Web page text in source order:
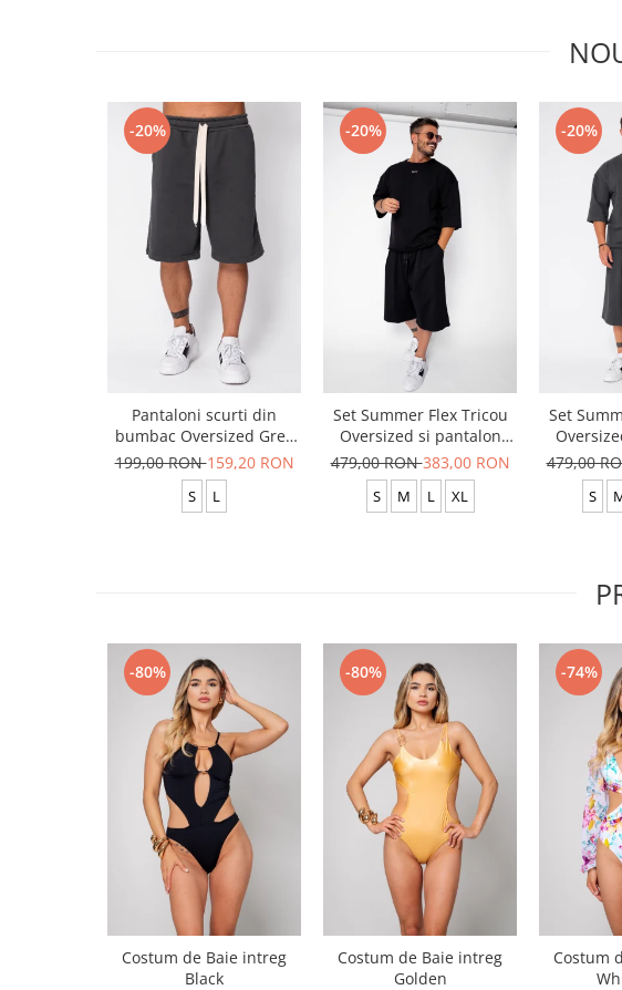
-20%
Pantaloni scurti din
bumbac Oversized Grey
Anthracite
199,00 RON159,20 RON
S L
-20%
Set Summer Flex Tricou
Oversized si pantalon
scurt Baggy Black
479,00 RON383,00 RON
S M L XL
-20%
Set
scurt
479,00
S
-80%
Costum de Baie intreg
Black
-80%
Costum de Baie intreg
Golden
-74%
Costum